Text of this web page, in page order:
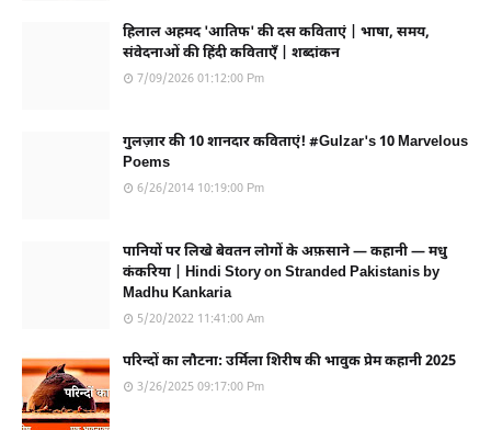
हिलाल अहमद 'आतिफ' की दस कविताएं | भाषा, समय,
संवेदनाओं की हिंदी कविताएँ | शब्दांकन
7/09/2026 01:12:00 Pm
गुलज़ार की 10 शानदार कविताएं! #Gulzar's 10 Marvelous
Poems
6/26/2014 10:19:00 Pm
पानियों पर लिखे बेवतन लोगों के अफ़साने — कहानी — मधु
कंकरिया | Hindi Story on Stranded Pakistanis by
Madhu Kankaria
5/20/2022 11:41:00 Am
परिन्दों का लौटना: उर्मिला शिरीष की भावुक प्रेम कहानी 2025
3/26/2025 09:17:00 Pm